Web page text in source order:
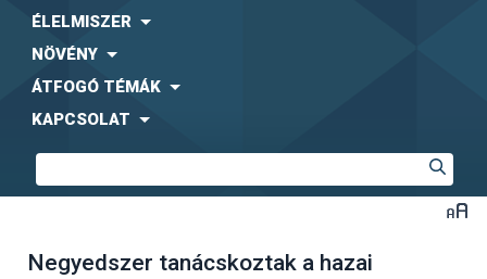
ÉLELMISZER
NÖVÉNY
ÁTFOGÓ TÉMÁK
KAPCSOLAT
Negyedszer tanácskoztak a hazai